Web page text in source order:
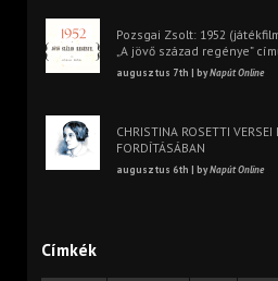
Pozsgai Zsolt: 1952
„A jövő század regénye”
augusztus 7th | byNapút Online
CHRISTINA ROSETTI
FORDÍTÁSÁBAN
augusztus 6th | byNapút Online
Címkék